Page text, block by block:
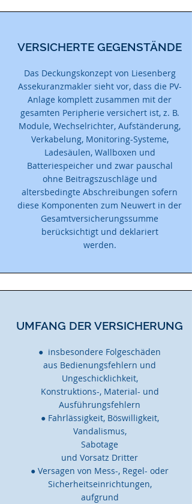
VERSICHERTE GEGENSTÄNDE
Das Deckungskonzept von Liesenberg
Assekuranzmakler sieht vor, dass die PV-
Anlage komplett zusammen mit der
gesamten Peripherie versichert ist, z. B.
Module, Wechselrichter, Aufständerung,
Verkabelung, Monitoring-Systeme,
Ladesäulen, Wallboxen und
Batteriespeicher und zwar pauschal
ohne Beitragszuschläge und
altersbedingte Abschreibungen sofern
diese Komponenten zum Neuwert in der
Gesamtversicherungssumme
berücksichtigt und deklariert
werden.
UMFANG DER VERSICHERUNG
● insbesondere Folgeschäden
aus Bedienungsfehlern und
Ungeschicklichkeit,
Konstruktions-, Material- und
Ausführungsfehlern
● Fahrlässigkeit, Böswilligkeit,
Vandalismus,
Sabotage
und Vorsatz Dritter
● Versagen von Mess-, Regel- oder
Sicherheitseinrichtungen,
aufgrund